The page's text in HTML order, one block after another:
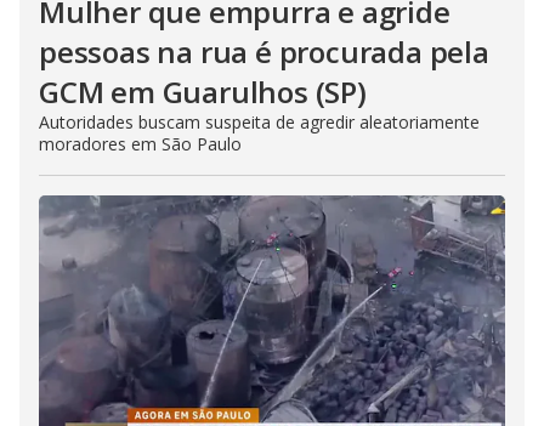
Mulher que empurra e agride
pessoas na rua é procurada pela
GCM em Guarulhos (SP)
Autoridades buscam suspeita de agredir aleatoriamente
moradores em São Paulo